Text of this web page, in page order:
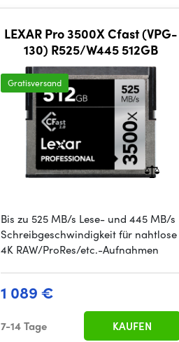
LEXAR Pro 3500X Cfast (VPG-
130) R525/W445 512GB
Gratisversand
Bis zu 525 MB/s Lese- und 445 MB/s
Schreibgeschwindigkeit für nahtlose
4K RAW/ProRes/etc.-Aufnahmen
1 089 €
7-14 Tage KAUFEN